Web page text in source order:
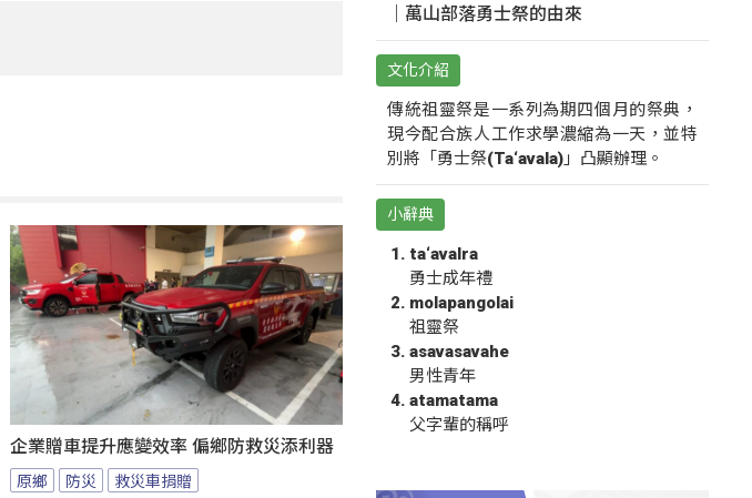
企業贈車提升應變效率 偏鄉防救災添利器
原鄉 防災 救災車捐贈
｜萬山部落勇士祭的由來
文化介紹
傳統祖靈祭是一系列為期四個月的祭典，
現今配合族人工作求學濃縮為一天，並特
別將「勇士祭(Ta‘avala)」凸顯辦理。
小辭典
ta‘avalra
勇士成年禮
molapangolai
祖靈祭
asavasavahe
男性青年
atamatama
父字輩的稱呼